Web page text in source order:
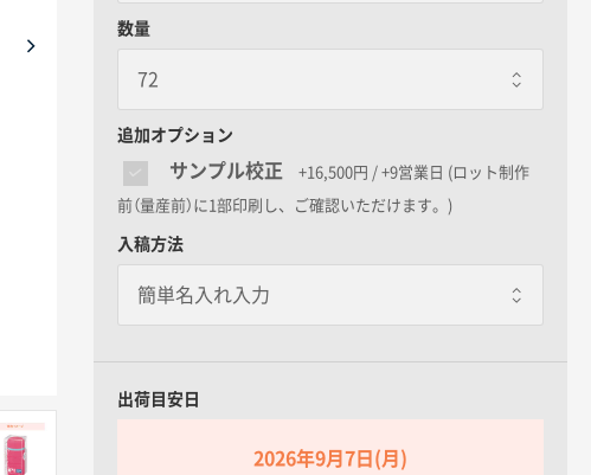
数量
追加オプション
サンプル校正 +16,500円 / +9営業日 (ロット制作
前（量産前）に1部印刷し、ご確認いただけます。)
入稿方法
出荷目安日
2026年9月7日(月)